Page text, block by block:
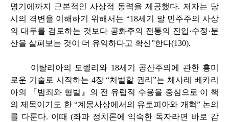
명기에까지 근본적인 사상적 동력을 제공했다. 저자는 당
시의 격변을 이해하기 위해서는 “18세기 말 민주주의 사상
의 대두를 검토하는 것보다 공화주의 전통의 진입·수정·분
산을 살펴보는 것이 더 유익하다고 확신”한다(130).
이탈리아의 모렐리와 18세기 공산주의에 관한 흥미
로운 기술로 시작하는 4장 “처벌할 권리”는 체사레 베카리
아의 『범죄와 형벌』의 전 유럽적 수용을 중심으로 이 책
의 제목이기도 한 “계몽사상에서의 유토피아와 개혁” 논의
를 다룬다. 이때 (좌파 정치론에 익숙한 독자라면 바로 감